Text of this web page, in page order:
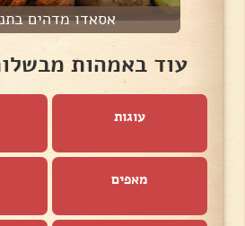
אסאדו מדהים
עוד באמהות
עוגות
מאפים